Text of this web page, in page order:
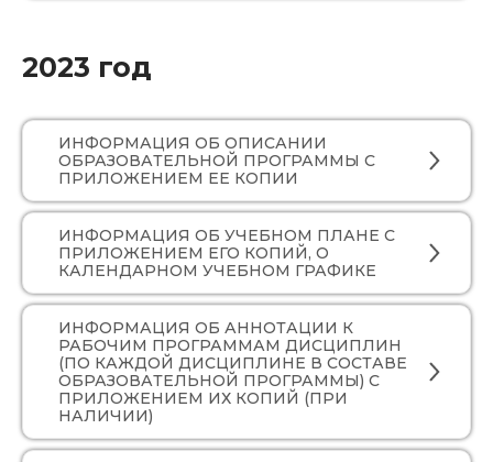
2023 год
ИНФОРМАЦИЯ ОБ ОПИСАНИИ
ОБРАЗОВАТЕЛЬНОЙ ПРОГРАММЫ С
ПРИЛОЖЕНИЕМ ЕЕ КОПИИ
ИНФОРМАЦИЯ ОБ УЧЕБНОМ ПЛАНЕ С
ПРИЛОЖЕНИЕМ ЕГО КОПИЙ, О
КАЛЕНДАРНОМ УЧЕБНОМ ГРАФИКЕ
ИНФОРМАЦИЯ ОБ АННОТАЦИИ К
РАБОЧИМ ПРОГРАММАМ ДИСЦИПЛИН
(ПО КАЖДОЙ ДИСЦИПЛИНЕ В СОСТАВЕ
ОБРАЗОВАТЕЛЬНОЙ ПРОГРАММЫ) С
ПРИЛОЖЕНИЕМ ИХ КОПИЙ (ПРИ
НАЛИЧИИ)